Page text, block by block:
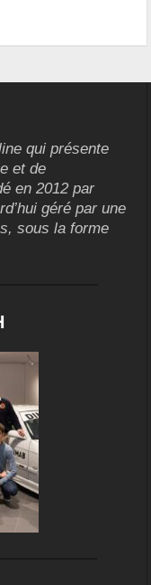
qui présente
et de
en 2012 par
géré par une
sous la forme